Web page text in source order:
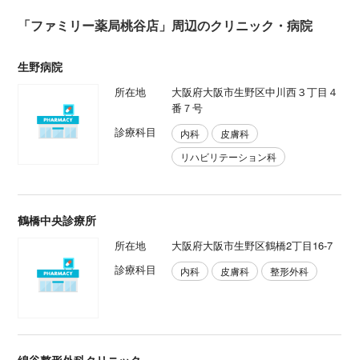
「ファミリー薬局桃谷店」周辺のクリニック・病院
生野病院
所在地
大阪府大阪市生野区中川西３丁目４
番７号
診療科目
内科
皮膚科
リハビリテーション科
鶴橋中央診療所
所在地
大阪府大阪市生野区鶴橋2丁目16-7
診療科目
内科 皮膚科 整形外科